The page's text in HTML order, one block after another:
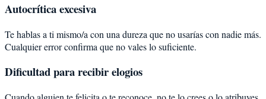
Autocrítica excesiva
Te hablas a ti mismo/a con una dureza que no usarías con nadie más.
Cualquier error confirma que no vales lo suficiente.
Dificultad para recibir elogios